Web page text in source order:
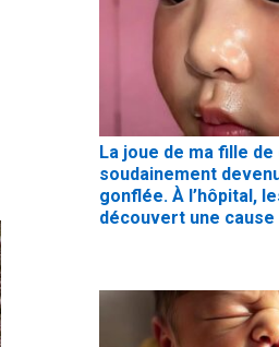
La joue de ma fille
soudainement
gonflée. À l’hôpital,
découvert une